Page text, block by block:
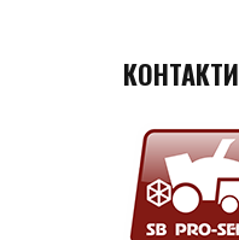
КОНТАКТИ